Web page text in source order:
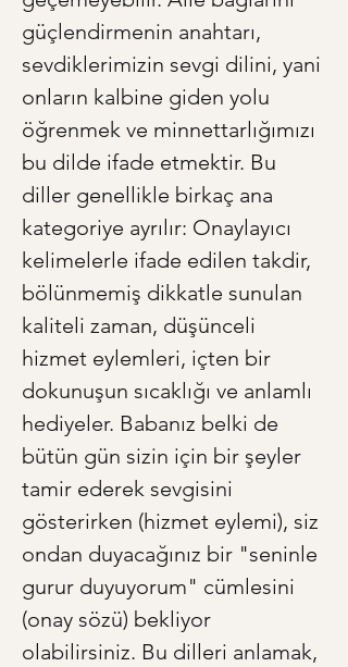
güçlendirmenin anahtarı,
sevdiklerimizin sevgi dilini, yani
onların kalbine giden yolu
öğrenmek ve minnettarlığımızı
bu dilde ifade etmektir. Bu
diller genellikle birkaç ana
kategoriye ayrılır: Onaylayıcı
kelimelerle ifade edilen takdir,
bölünmemiş dikkatle sunulan
kaliteli zaman, düşünceli
hizmet eylemleri, içten bir
dokunuşun sıcaklığı ve anlamlı
hediyeler. Babanız belki de
bütün gün sizin için bir şeyler
tamir ederek sevgisini
gösterirken (hizmet eylemi), siz
ondan duyacağınız bir "seninle
gurur duyuyorum" cümlesini
(onay sözü) bekliyor
olabilirsiniz. Bu dilleri anlamak,